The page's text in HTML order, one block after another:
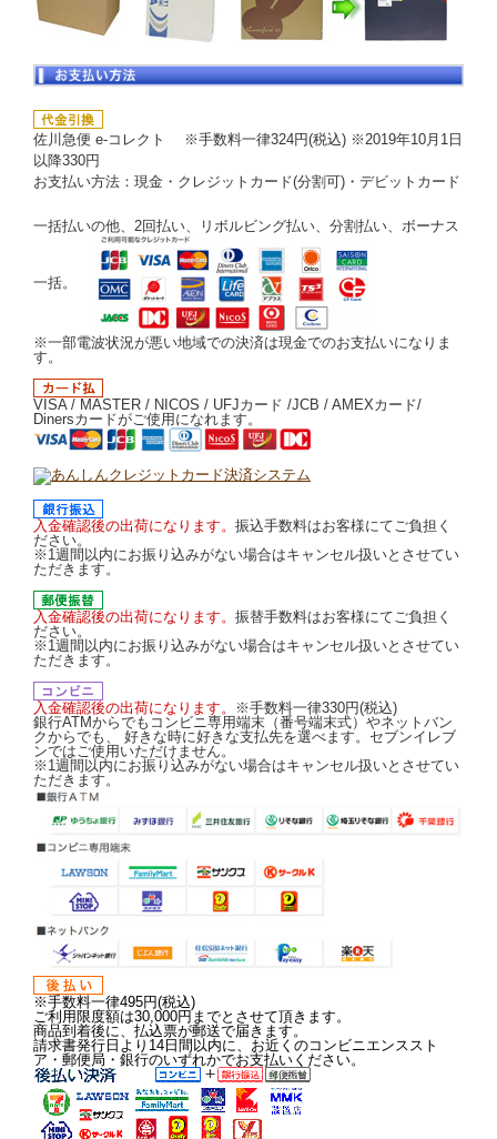
佐川急便 e-コレクト ※手数料一律324円(税込) ※2019年10月1日
以降330円
お支払い方法：現金・クレジットカード(分割可)・デビットカード
一括払いの他、2回払い、リボルビング払い、分割払い、ボーナス
一括。
※一部電波状況が悪い地域での決済は現金でのお支払いになりま
す。
VISA / MASTER / NICOS / UFJカード /JCB / AMEXカード/
Dinersカードがご使用になれます。
入金確認後の出荷になります。 振込手数料はお客様にてご負担く
ださい。
※1週間以内にお振り込みがない場合はキャンセル扱いとさせてい
ただきます。
入金確認後の出荷になります。 振替手数料はお客様にてご負担く
ださい。
※1週間以内にお振り込みがない場合はキャンセル扱いとさせてい
ただきます。
入金確認後の出荷になります。
※手数料一律330円(税込)
銀行ATMからでもコンビニ専用端末（番号端末式）やネットバン
クからでも、 好きな時に好きな支払先を選べます。セブンイレブ
ンではご使用いただけません。
※1週間以内にお振り込みがない場合はキャンセル扱いとさせてい
ただきます。
※手数料一律495円(税込)
ご利用限度額は30,000円までとさせて頂きます。
商品到着後に、払込票が郵送で届きます。
請求書発行日より14日間以内に、お近くのコンビニエンススト
ア・郵便局・銀行のいずれかでお支払いください。